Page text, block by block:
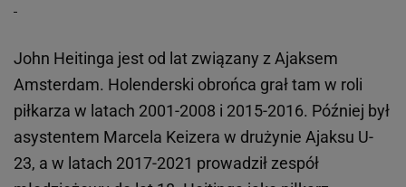
John Heitinga jest od lat związany z Ajaksem
Amsterdam. Holenderski obrońca grał tam w roli
piłkarza w latach 2001-2008 i 2015-2016. Później był
asystentem Marcela Keizera w drużynie Ajaksu U-
23, a w latach 2017-2021 prowadził zespół